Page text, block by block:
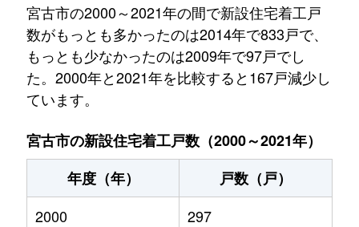
宮古市の2000～2021年の間で新設住宅着工戸
数がもっとも多かったのは2014年で833戸で、
もっとも少なかったのは2009年で97戸でし
た。2000年と2021年を比較すると167戸減少し
ています。
宮古市の新設住宅着工戸数（2000～2021年）
年度（年）
戸数（戸）
2000
297